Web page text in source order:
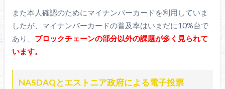
また本人確認のためにマイナンバーカードを利用していま
したが、マイナンバーカードの普及率はいまだに10%台で
あり、 ブロックチェーンの部分以外の課題が多く見られて
います。
NASDAQとエストニア政府による電子投票